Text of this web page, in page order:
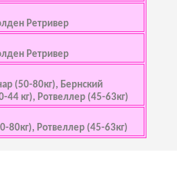
Ретривер
Ретривер
(50-80кг), Бернский
44 кг), Ротвеллер (45-63кг)
80кг), Ротвеллер (45-63кг)